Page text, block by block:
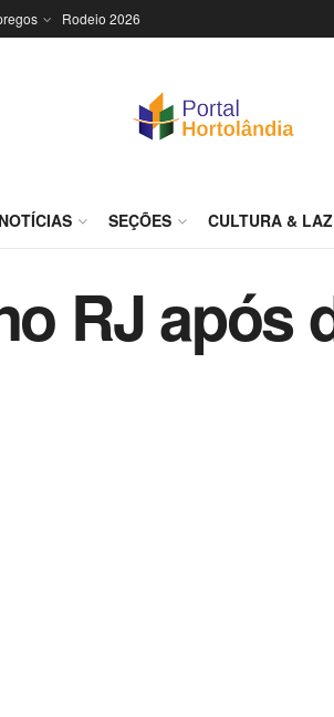
Rodeio 2026
NOTÍCIAS SEÇÕES CULTURA &
RJ após